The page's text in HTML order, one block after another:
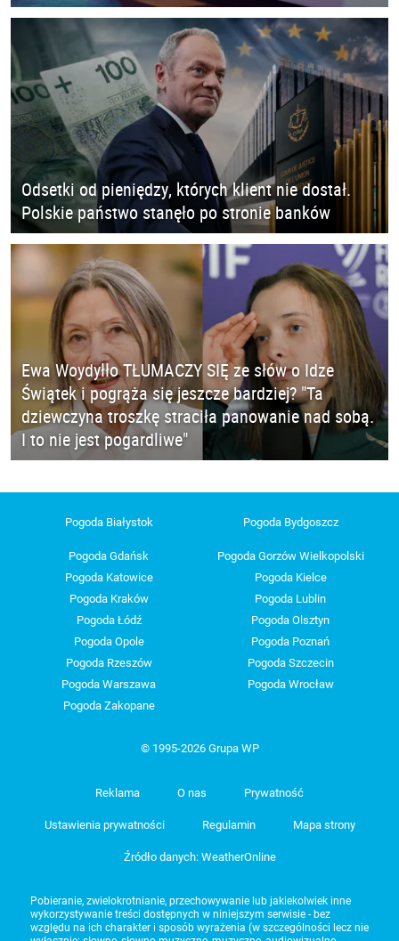
Odsetki od pieniędzy, których klient nie dostał.
Polskie państwo stanęło po stronie banków
Ewa Woydyłło TŁUMACZY SIĘ ze słów o Idze
Świątek i pogrąża się jeszcze bardziej? "Ta
dziewczyna troszkę straciła panowanie nad sobą.
I to nie jest pogardliwe"
Pogoda Białystok Pogoda Bydgoszcz
Pogoda Gdańsk
Pogoda Gorzów Wielkopolski
Pogoda Katowice
Pogoda Kielce
Pogoda Kraków
Pogoda Lublin
Pogoda Łódź
Pogoda Olsztyn
Pogoda Opole
Pogoda Poznań
Pogoda Rzeszów
Pogoda Szczecin
Pogoda Warszawa
Pogoda Wrocław
Pogoda Zakopane
© 1995-2026 Grupa WP
Reklama O nas Prywatność
Ustawienia prywatności Regulamin Mapa strony
Źródło danych: WeatherOnline
Pobieranie, zwielokrotnianie, przechowywanie lub jakiekolwiek inne
wykorzystywanie treści dostępnych w niniejszym serwisie - bez
względu na ich charakter i sposób wyrażenia (w szczególności lecz nie